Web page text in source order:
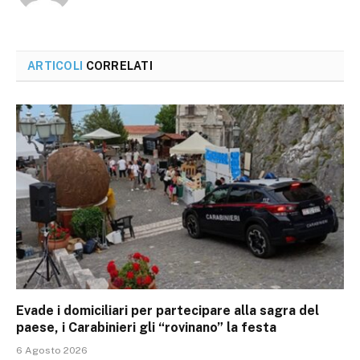
ARTICOLI CORRELATI
Evade i domiciliari per partecipare alla sagra del
paese, i Carabinieri gli “rovinano” la festa
6 Agosto 2026